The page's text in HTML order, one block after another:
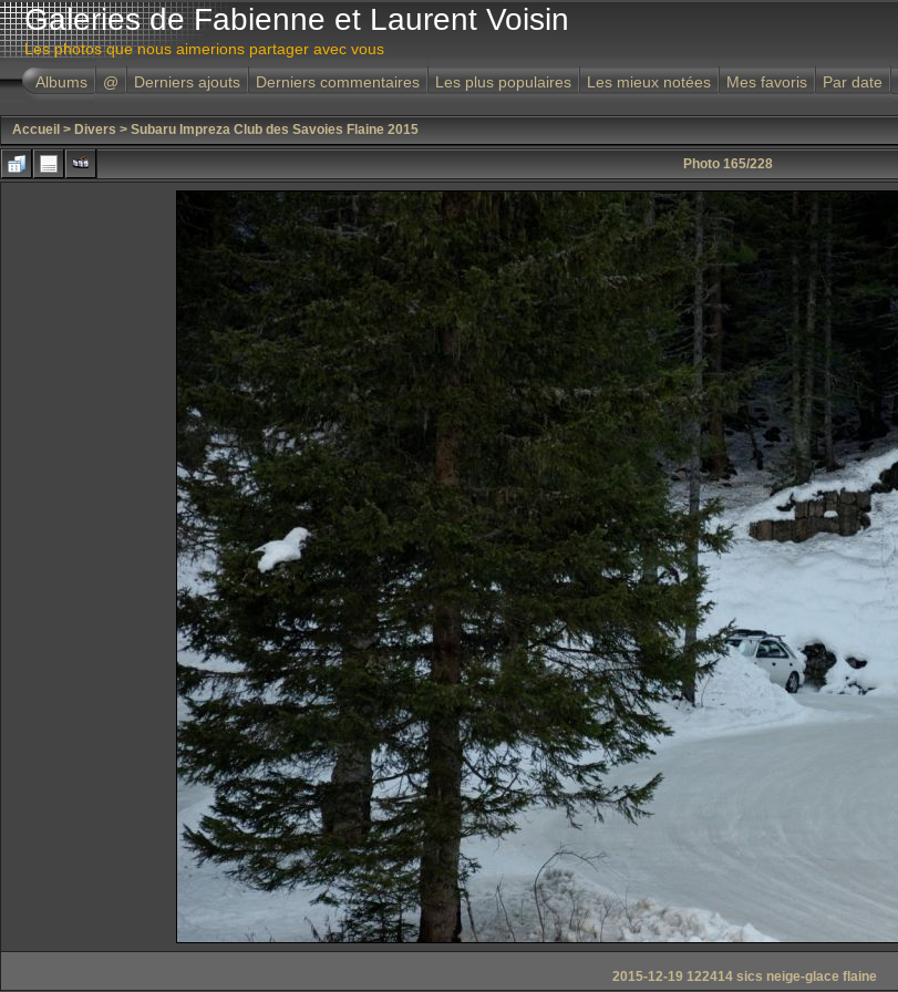
Galeries de Fabienne et Laurent Voisin
Les photos que nous aimerions partager avec vous
Albums
@ Derniers ajouts Derniers commentaires Les plus populaires Les mieux notées Mes favoris Par date
Accueil > Divers > Subaru Impreza Club des Savoies Flaine 2015
Photo 165/228
2015-12-19 122414 sics neige-glace flaine